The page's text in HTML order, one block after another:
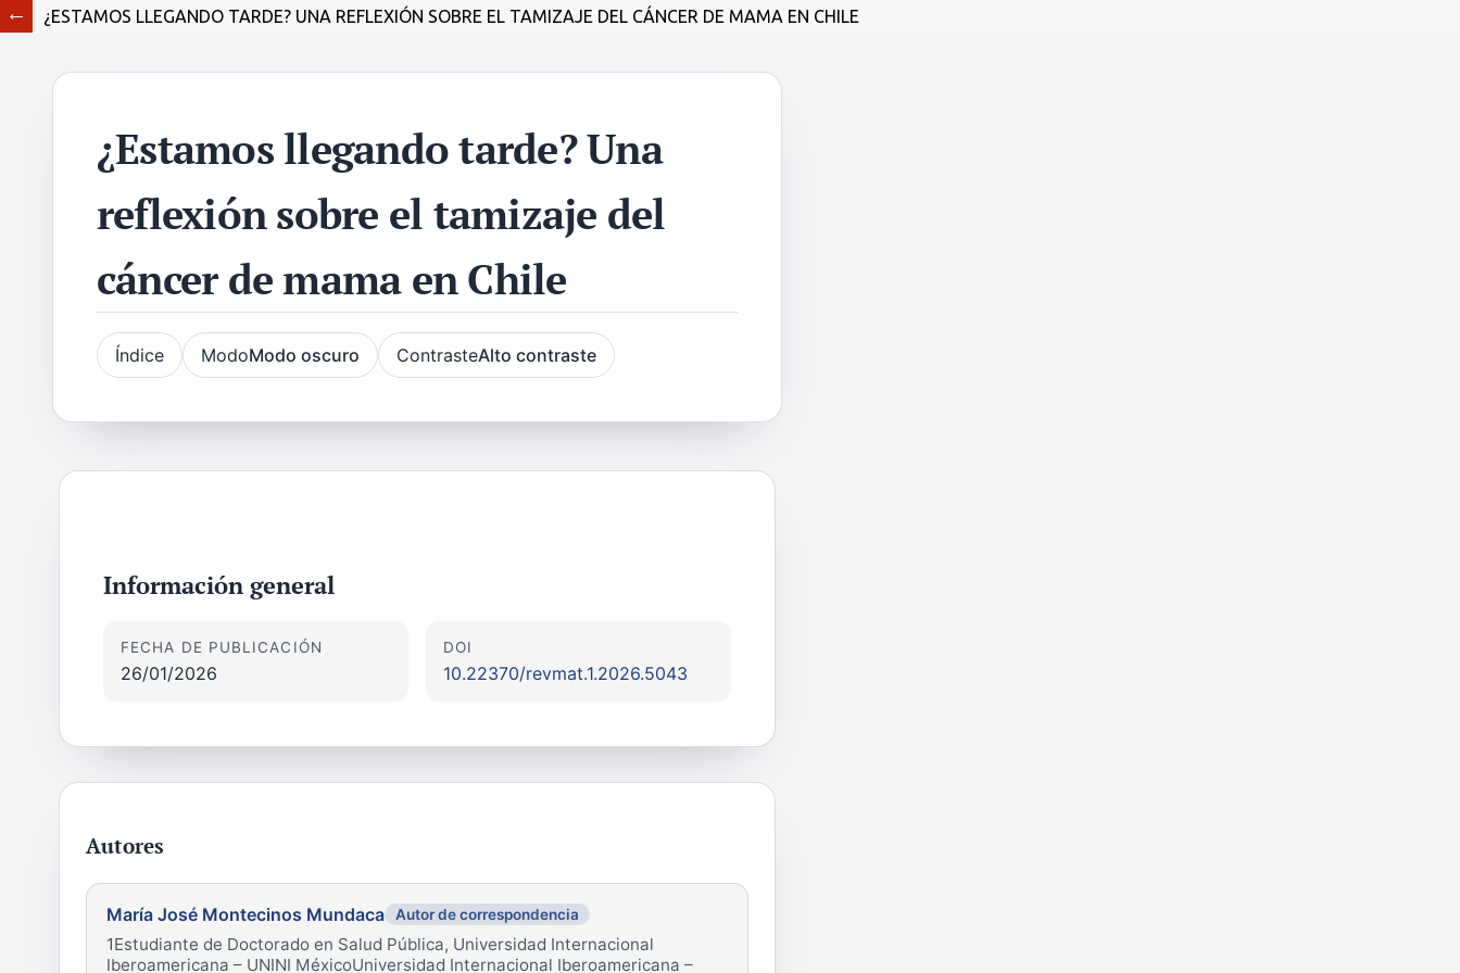
¿ESTAMOS LLEGANDO TARDE? UNA REFLEXIÓN SOBRE EL TAMIZAJE DEL CÁNCER DE MAMA EN CHILE